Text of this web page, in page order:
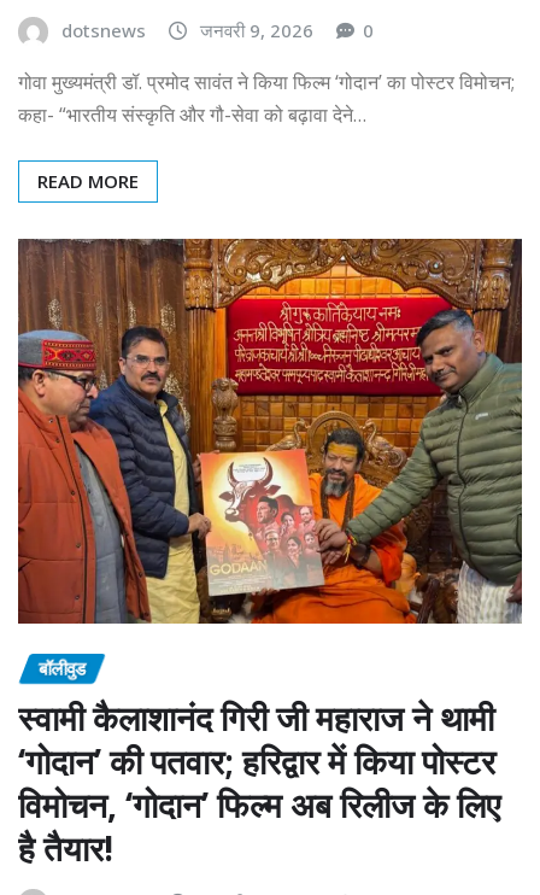
dotsnews जनवरी 9, 2026 0
गोवा मुख्यमंत्री डॉ. प्रमोद सावंत ने किया फिल्म ‘गोदान’ का पोस्टर विमोचन;
कहा- “भारतीय संस्कृति और गौ-सेवा को बढ़ावा देने…
READ MORE
बॉलीवुड
स्वामी कैलाशानंद गिरी जी महाराज ने थामी
‘गोदान’ की पतवार; हरिद्वार में किया पोस्टर
विमोचन, ‘गोदान’ फिल्म अब रिलीज के लिए
है तैयार!